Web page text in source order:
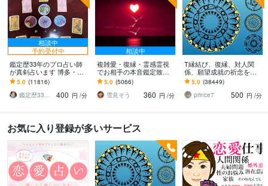
相談中
予約受付中
鑑定歴33年のプロ占い師
が真剣占います 博多・廓
屋の純血統占い祈願師
雷鳥
5.0 (11816)
鑑定歴33年のプロ占い師 雷鳥
400 円 /分
相談中
複雑愛・復縁・霊感霊視
でお相手の本音鑑定致し
ます 降りて来た言葉をそ
のままお伝えします。
5.0 (5066)
雪見そう
360 円 /分
T縁結び、復縁、対人関
係、願望成就の祈念を承
ります 対象者の思いと状
況、対象者との対話、祈
念
5.0 (38449)
prince7
500 円 /分
お気に入り登録が多いサービス